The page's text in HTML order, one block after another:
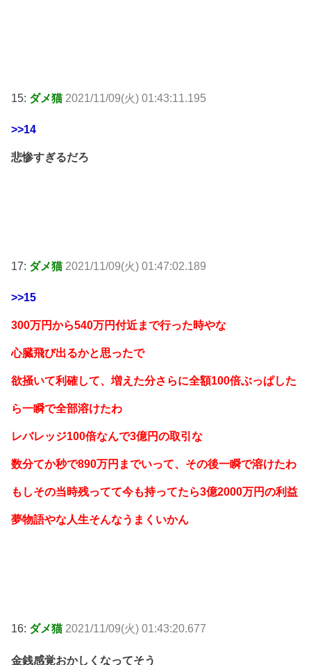
15: ダメ猫 2021/11/09(火) 01:43:11.195
>>14
悲惨すぎるだろ
17: ダメ猫 2021/11/09(火) 01:47:02.189
>>15
300万円から540万円付近まで行った時やな
心臓飛び出るかと思ったで
欲掻いて利確して、増えた分さらに全額100倍ぶっぱした
ら一瞬で全部溶けたわ
レバレッジ100倍なんで3億円の取引な
数分てか秒で890万円までいって、その後一瞬で溶けたわ
もしその当時残ってて今も持ってたら3億2000万円の利益
夢物語やな人生そんなうまくいかん
16: ダメ猫 2021/11/09(火) 01:43:20.677
金銭感覚おかしくなってそう